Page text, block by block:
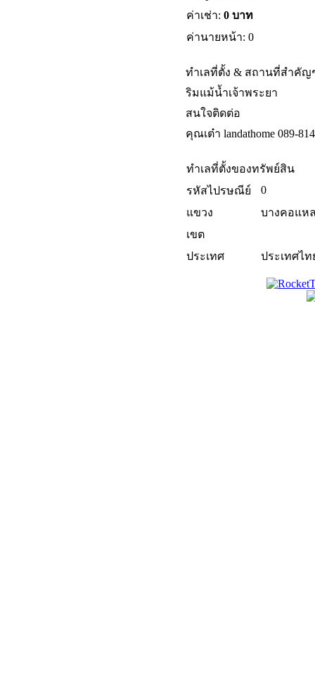
ค่าเช่า: 0 บาท
ค่านายหน้า: 0
ทำเลที่ตั้ง & สถานที่สำคัญ
ริมแม้น้ำเจ้าพระยา
สนใจติดต่อ
คุณเต๋า landathome 089-
ทำเลที่ตั้งของทรัพย์สิน
รหัสไปรษณีย์
0
แขวง
บางคอแห
เขต
ประเทศ
ประเทศไท